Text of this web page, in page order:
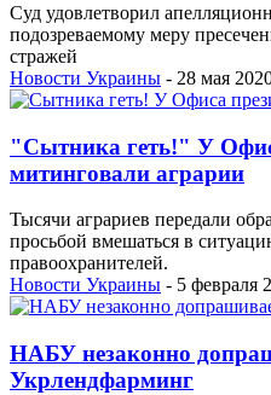
Суд удовлетворил
подозреваемому меру
стражей
Новости Украины - 28 мая
"Сытника геть!" У
митинговали аграрии
Тысячи аграриев передали
просьбой вмешаться в
правоохранителей.
Новости Украины - 5 февраля
НАБУ незаконно
Укрлендфарминг